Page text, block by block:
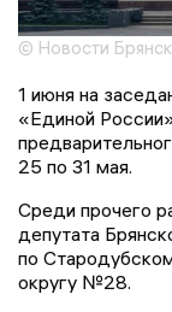
© Новости
1 июня на
«Единой
25 по 31 мая.
Среди прочего
депутата
по
округу №28.